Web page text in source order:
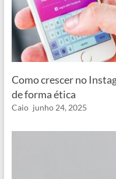
Como crescer no
de forma ética
Caio junho 24, 2025